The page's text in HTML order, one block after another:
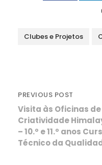
Clubes e Projetos
PREVIOUS POST
Visita às Oficinas de
Criatividade
– 10.º e 11.º anos
Técnico da